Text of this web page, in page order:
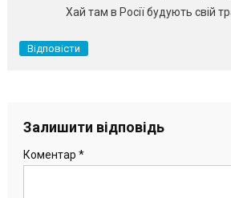
Хай там в Росії будують свій
Відповісти
Залишити відповідь
Коментар *